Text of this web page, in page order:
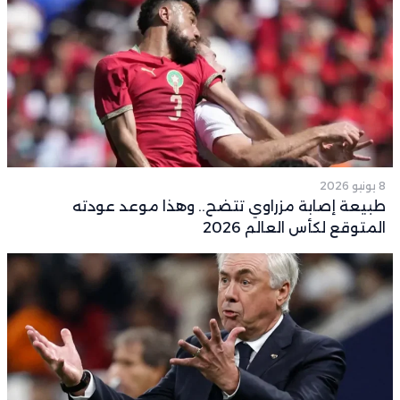
8 يونيو 2026
طبيعة إصابة مزراوي تتضح.. وهذا موعد عودته
المتوقع لكأس العالم 2026